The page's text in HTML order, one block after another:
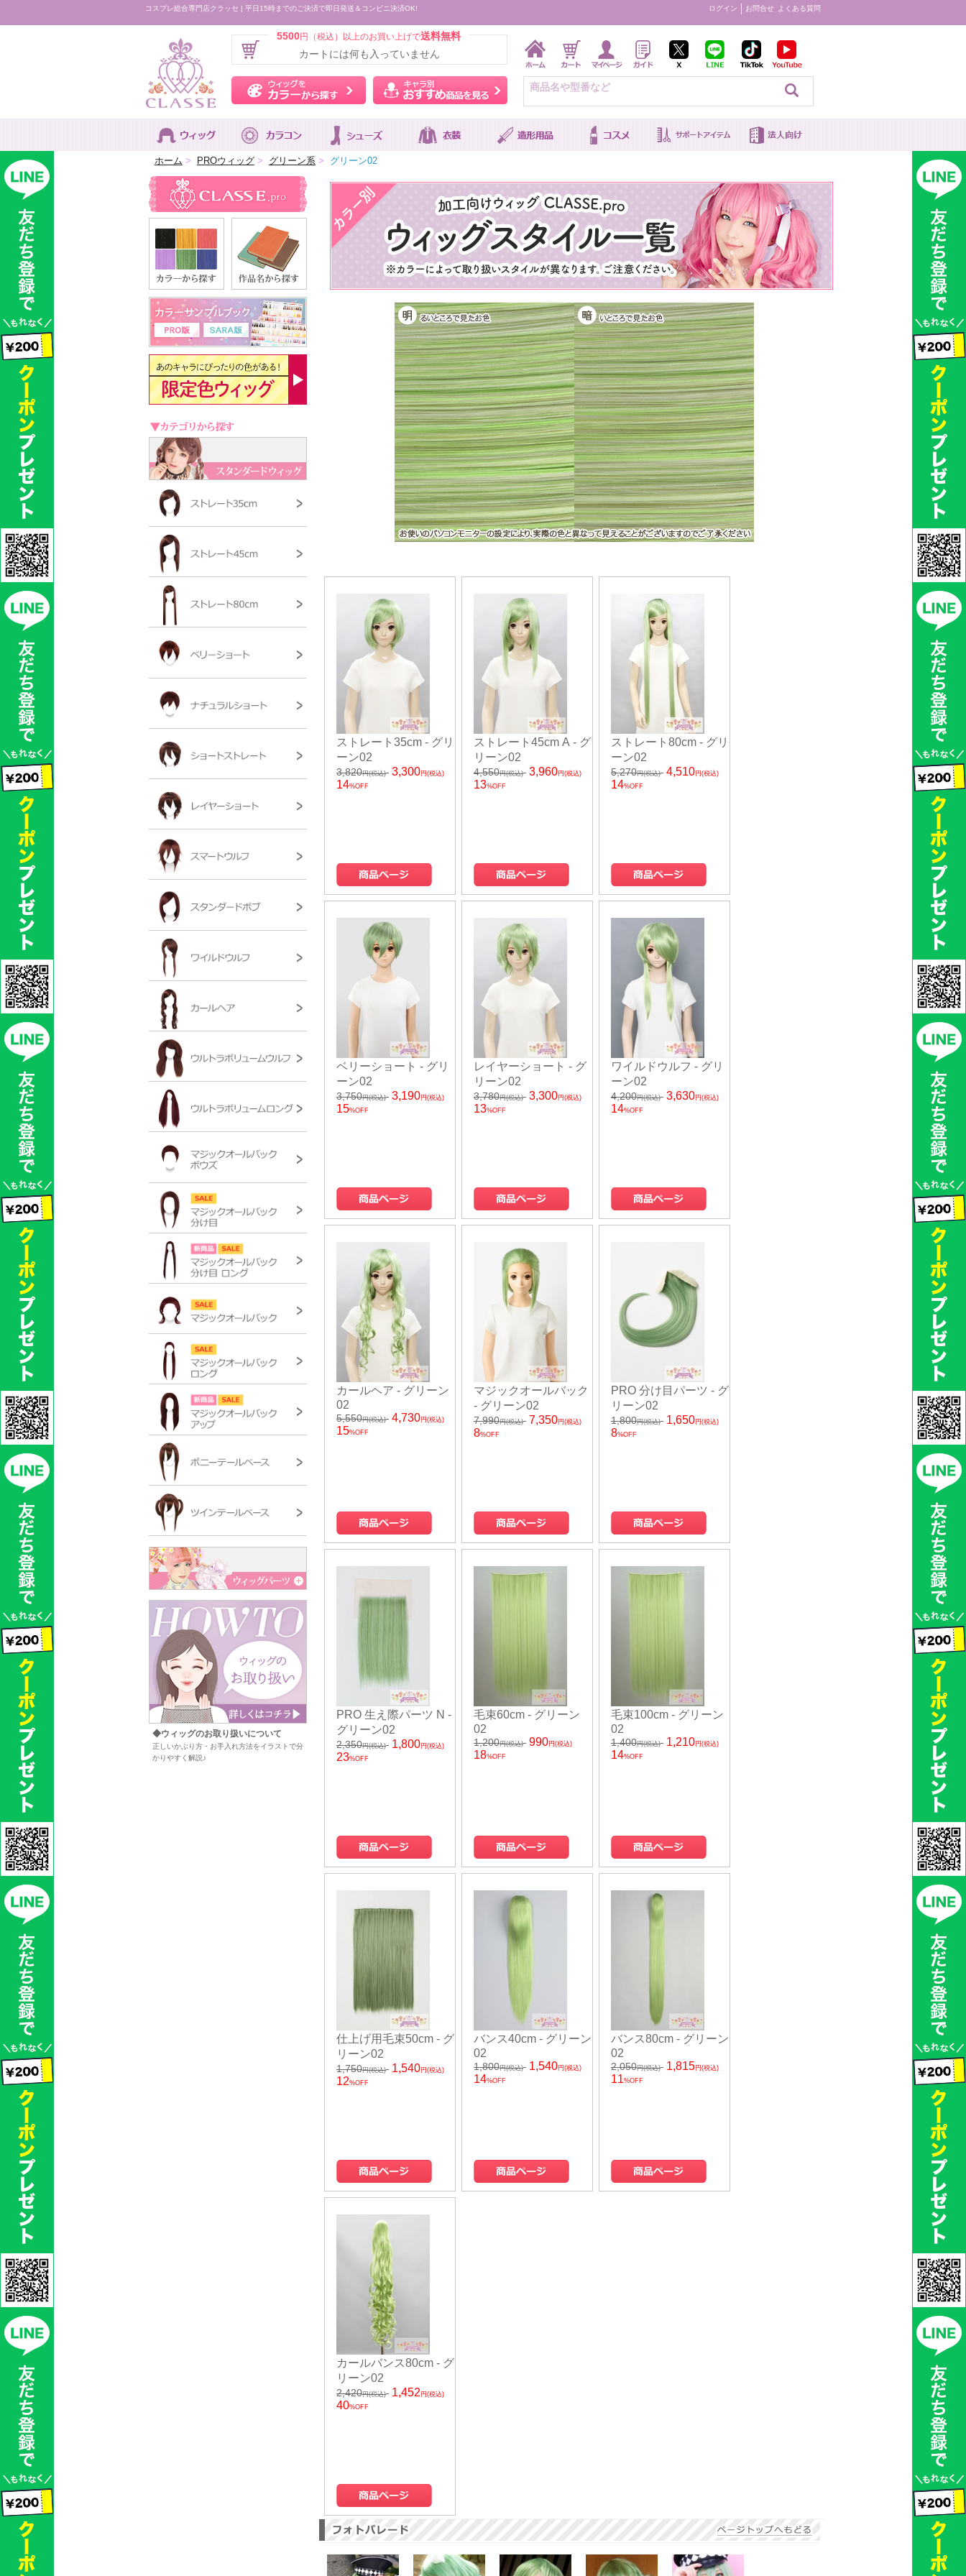
コスプレ総合専門店クラッセ | 平日15時までのご決済で即日発送＆コンビニ決済OK! ログイン お問合せ よくある質問
5500円（税込）以上のお買い上げで送料無料
カートには何も入っていません
ウィッグをカラーから探す キャラ別おすすめ商品を見る
ホーム > PROウィッグ > グリーン系 > グリーン02
◆ウィッグのお取り扱いについて
正しいかぶり方・お手入れ方法をイラストで分
かりやすく解説♪
ストレート35cm - グリ
ーン02
3,820円(税込) 3,300円(税込)
14%OFF
ストレート45cm A - グ
リーン02
4,550円(税込) 3,960円(税込)
13%OFF
ストレート80cm - グリ
ーン02
5,270円(税込) 4,510円(税込)
14%OFF
ベリーショート - グリ
ーン02
3,750円(税込) 3,190円(税込)
15%OFF
レイヤーショート - グ
リーン02
3,780円(税込) 3,300円(税込)
13%OFF
ワイルドウルフ - グリ
ーン02
4,200円(税込) 3,630円(税込)
14%OFF
カールヘア - グリーン
02
5,550円(税込) 4,730円(税込)
15%OFF
マジックオールバック
- グリーン02
7,990円(税込) 7,350円(税込)
8%OFF
PRO 分け目パーツ - グ
リーン02
1,800円(税込) 1,650円(税込)
8%OFF
PRO 生え際パーツ N -
グリーン02
2,350円(税込) 1,800円(税込)
23%OFF
毛束60cm - グリーン
02
1,200円(税込) 990円(税込)
18%OFF
毛束100cm - グリーン
02
1,400円(税込) 1,210円(税込)
14%OFF
仕上げ用毛束50cm - グ
リーン02
1,750円(税込) 1,540円(税込)
12%OFF
バンス40cm - グリーン
02
1,800円(税込) 1,540円(税込)
14%OFF
バンス80cm - グリーン
02
2,050円(税込) 1,815円(税込)
11%OFF
カールバンス80cm - グ
リーン02
2,420円(税込) 1,452 円(税込)
40%OFF